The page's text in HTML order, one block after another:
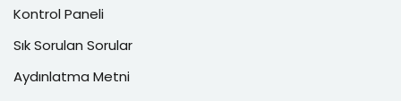
Kontrol Paneli
Sık Sorulan Sorular
Aydınlatma Metni